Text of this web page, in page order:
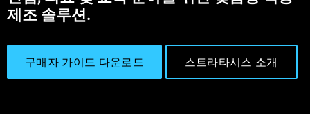
제조 솔루션.
구매자 가이드 다운로드 스트라타시스 소개